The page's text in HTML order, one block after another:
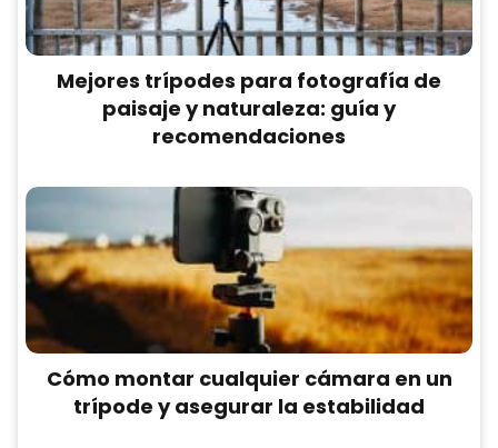
Mejores trípodes para fotografía de
paisaje y naturaleza: guía y
recomendaciones
Cómo montar cualquier cámara en un
trípode y asegurar la estabilidad